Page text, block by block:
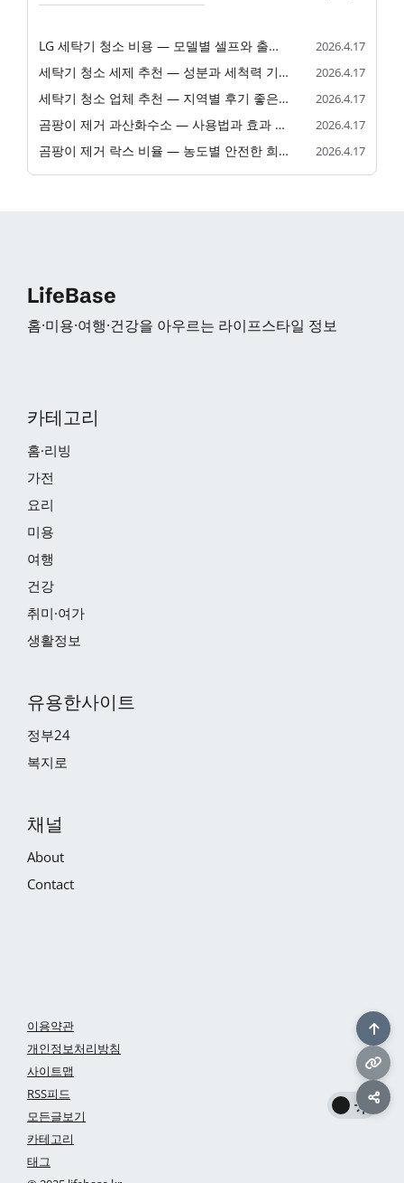
LG 세탁기 청소 비용 — 모델별 셀프와 출장 가격 비교 2026.4.17
세탁기 청소 세제 추천 — 성분과 세척력 기준 비교 2026.4.17
세탁기 청소 업체 추천 — 지역별 후기 좋은 업체 비교 2026.4.17
곰팡이 제거 과산화수소 — 사용법과 효과 비교 정리 2026.4.17
곰팡이 제거 락스 비율 — 농도별 안전한 희석 방법 2026.4.17
LifeBase
홈·미용·여행·건강을 아우르는 라이프스타일 정보
카테고리
홈·리빙
가전
요리
미용
여행
건강
취미·여가
생활정보
유용한사이트
정부24
복지로
채널
About
Contact
이용약관
개인정보처리방침
사이트맵
RSS피드
모든글보기
카테고리
태그